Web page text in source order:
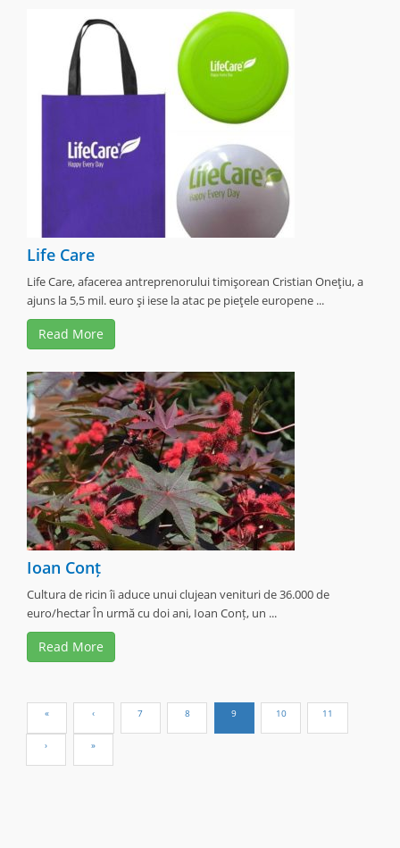
Life Care
Life Care, afacerea antreprenorului timişorean Cristian Oneţiu, a
ajuns la 5,5 mil. euro şi iese la atac pe pieţele europene ...
Read More
Ioan Conț
Cultura de ricin îi aduce unui clujean venituri de 36.000 de
euro/hectar În urmă cu doi ani, Ioan Conț, un ...
Read More